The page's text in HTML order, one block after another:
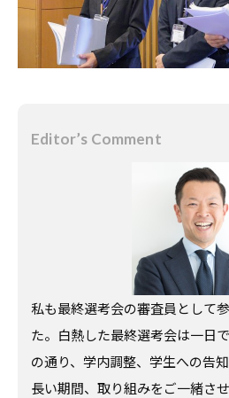
Editor’s Comment
私も最終選考会の審査員として
た。白熱した最終選考会は一日
の通り、学内調整、学生への告
長い期間、取り組みをご一緒さ